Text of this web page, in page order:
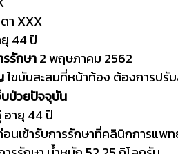
า XXX
44 ปี
รรักษา2 พฤษภาคม 2562
ไขมันสะสมที่หน้าท้อง ต้องการปรั
บป่วยปัจจุบัน
ายุ 44 ปี
นเข้ารับการรักษาที่คลินิกการแพ